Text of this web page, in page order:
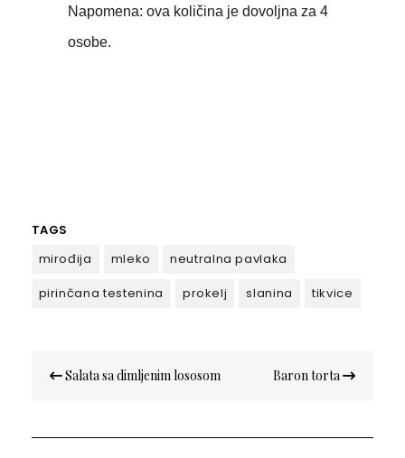
Napomena: ova količina je dovoljna za 4
osobe.
TAGS
mirođija
mleko
neutralna pavlaka
pirinčana testenina
prokelj slanina tikvice
чланка
Salata sa dimljenim lososom Baron torta